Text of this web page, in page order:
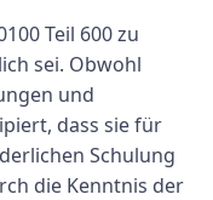
Teil 600 zu
sei. Obwohl
und
dass sie für
Schulung
die Kenntnis der